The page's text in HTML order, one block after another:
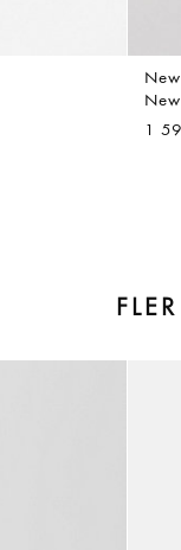
New
1